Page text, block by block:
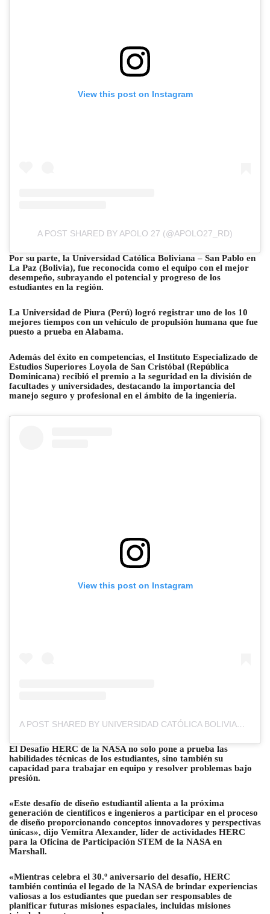
View this post on Instagram
A POST SHARED BY APOLO 27 (@APOLO27_RD)
Por su parte, la Universidad Católica Boliviana – San Pablo en
La Paz (Bolivia), fue reconocida como el equipo con el mejor
desempeño, subrayando el potencial y progreso de los
estudiantes en la región.
La Universidad de Piura (Perú) logró registrar uno de los 10
mejores tiempos con un vehículo de propulsión humana que fue
puesto a prueba en Alabama.
Además del éxito en competencias, el Instituto Especializado de
Estudios Superiores Loyola de San Cristóbal (República
Dominicana) recibió el premio a la seguridad en la división de
facultades y universidades, destacando la importancia del
manejo seguro y profesional en el ámbito de la ingeniería.
View this post on Instagram
A POST SHARED BY UNIVERSIDAD CATÓLICA BOLIVIANA SEDE LA PAZ (@UCB.LAPAZ)
El Desafío HERC de la NASA no solo pone a prueba las
habilidades técnicas de los estudiantes, sino también su
capacidad para trabajar en equipo y resolver problemas bajo
presión.
«Este desafío de diseño estudiantil alienta a la próxima
generación de científicos e ingenieros a participar en el proceso
de diseño proporcionando conceptos innovadores y perspectivas
únicas», dijo Vemitra Alexander, líder de actividades HERC
para la Oficina de Participación STEM de la NASA en
Marshall.
«Mientras celebra el 30.º aniversario del desafío, HERC
también continúa el legado de la NASA de brindar experiencias
valiosas a los estudiantes que puedan ser responsables de
planificar futuras misiones espaciales, incluidas misiones